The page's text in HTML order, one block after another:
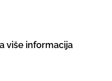
više informacija